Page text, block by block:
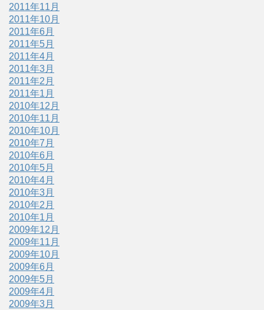
2011年11月
2011年10月
2011年6月
2011年5月
2011年4月
2011年3月
2011年2月
2011年1月
2010年12月
2010年11月
2010年10月
2010年7月
2010年6月
2010年5月
2010年4月
2010年3月
2010年2月
2010年1月
2009年12月
2009年11月
2009年10月
2009年6月
2009年5月
2009年4月
2009年3月